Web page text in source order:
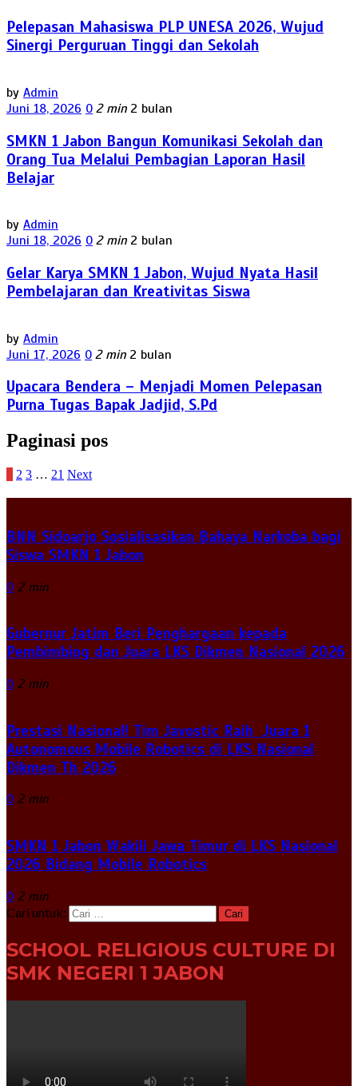
Pelepasan Mahasiswa PLP UNESA 2026, Wujud
Sinergi Perguruan Tinggi dan Sekolah
by Admin
Juni 18, 2026 0 2 min 2 bulan
SMKN 1 Jabon Bangun Komunikasi Sekolah dan
Orang Tua Melalui Pembagian Laporan Hasil
Belajar
by Admin
Juni 18, 2026 0 2 min 2 bulan
Gelar Karya SMKN 1 Jabon, Wujud Nyata Hasil
Pembelajaran dan Kreativitas Siswa
by Admin
Juni 17, 2026 0 2 min 2 bulan
Upacara Bendera – Menjadi Momen Pelepasan
Purna Tugas Bapak Jadjid, S.Pd
Paginasi pos
2 3 … 21 Next
BNN Sidoarjo Sosialisasikan Bahaya Narkoba bagi
Siswa SMKN 1 Jabon
0 2 min
Gubernur Jatim Beri Penghargaan kepada
Pembimbing dan Juara LKS Dikmen Nasional 2026
0 2 min
Prestasi Nasional! Tim Javostic Raih Juara 1
Autonomous Mobile Robotics di LKS Nasional
Dikmen Th 2026
0 2 min
SMKN 1 Jabon Wakili Jawa Timur di LKS Nasional
2026 Bidang Mobile Robotics
0 2 min
Cari untuk:
SCHOOL RELIGIOUS CULTURE DI
SMK NEGERI 1 JABON